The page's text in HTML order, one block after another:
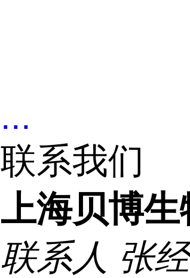
...
联系我们
上海贝博
联系人 张